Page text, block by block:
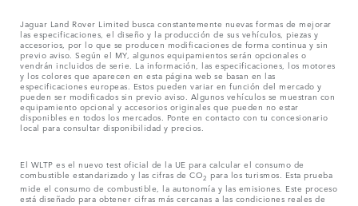
Jaguar Land Rover Limited busca constantemente nuevas formas de mejorar
las especificaciones, el diseño y la producción de sus vehículos, piezas y
accesorios, por lo que se producen modificaciones de forma continua y sin
previo aviso. Según el MY, algunos equipamientos serán opcionales o
vendrán incluidos de serie. La información, las especificaciones, los motores
y los colores que aparecen en esta página web se basan en las
especificaciones europeas. Estos pueden variar en función del mercado y
pueden ser modificados sin previo aviso. Algunos vehículos se muestran con
equipamiento opcional y accesorios originales que pueden no estar
disponibles en todos los mercados. Ponte en contacto con tu concesionario
local para consultar disponibilidad y precios.
El WLTP es el nuevo test oficial de la UE para calcular el consumo de
combustible estandarizado y las cifras de CO2 para los turismos. Esta prueba
mide el consumo de combustible, la autonomía y las emisiones. Este proceso
está diseñado para obtener cifras más cercanas a las condiciones reales de